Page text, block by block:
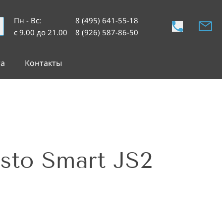
Пн - Вс:
с 9.00 до 21.00
8 (495) 641-55-18
8 (926) 587-86-50
Контакты
Smart JS2